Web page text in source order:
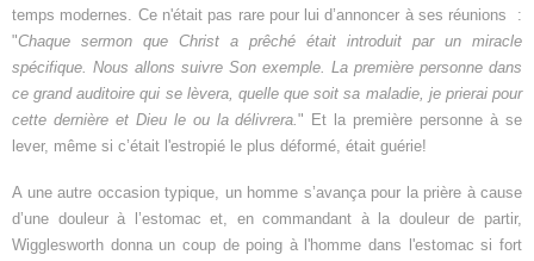
temps modernes. Ce n'était pas rare pour lui d’annoncer à ses réunions :
"Chaque sermon que Christ a prêché était introduit par un miracle
spécifique. Nous allons suivre Son exemple. La première personne dans
ce grand auditoire qui se lèvera, quelle que soit sa maladie, je prierai pour
cette dernière et Dieu le ou la délivrera." Et la première personne à se
lever, même si c’était l'estropié le plus déformé, était guérie!
A une autre occasion typique, un homme s’avança pour la prière à cause
d’une douleur à l’estomac et, en commandant à la douleur de partir,
Wigglesworth donna un coup de poing à l'homme dans l'estomac si fort